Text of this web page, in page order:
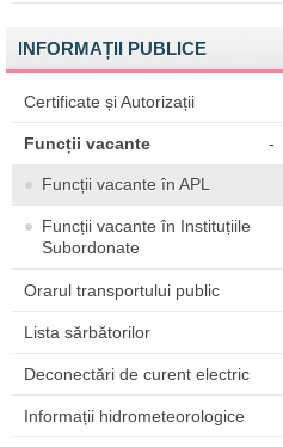
INFORMAȚII PUBLICE
Certificate și Autorizații
Funcții vacante -
Funcții vacante în APL
Funcții vacante în Instituțiile
Subordonate
Orarul transportului public
Lista sărbătorilor
Deconectări de curent electric
Informații hidrometeorologice